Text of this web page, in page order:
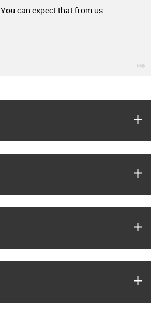
You can expect that from us.